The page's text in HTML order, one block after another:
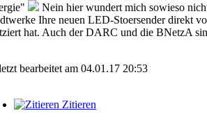
Nein hier wundert mich sowieso
Ihre neuen LED-Stoersender direkt
hat. Auch der DARC und die BNetzA
bearbeitet am 04.01.17 20:53
Zitieren